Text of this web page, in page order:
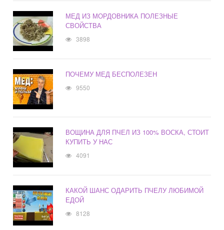
МЕД ИЗ МОРДОВНИКА ПОЛЕЗНЫЕ
СВОЙСТВА
3898
ПОЧЕМУ МЕД БЕСПОЛЕЗЕН
9550
ВОЩИНА ДЛЯ ПЧЕЛ ИЗ 100% ВОСКА, СТОИТ
КУПИТЬ У НАС
4091
КАКОЙ ШАНС ОДАРИТЬ ПЧЕЛУ ЛЮБИМОЙ
ЕДОЙ
8128